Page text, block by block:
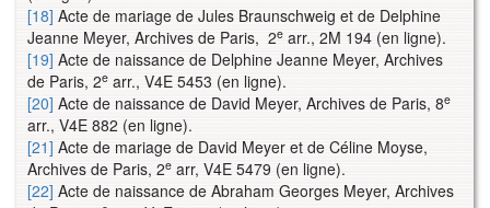
[18] Acte de mariage de Jules Braunschweig et de Delphine
Jeanne Meyer, Archives de Paris, 2e arr., 2M 194 (en ligne).
[19] Acte de naissance de Delphine Jeanne Meyer, Archives
de Paris, 2e arr., V4E 5453 (en ligne).
[20] Acte de naissance de David Meyer, Archives de Paris, 8e
arr., V4E 882 (en ligne).
[21] Acte de mariage de David Meyer et de Céline Moyse,
Archives de Paris, 2e arr, V4E 5479 (en ligne).
[22] Acte de naissance de Abraham Georges Meyer, Archives